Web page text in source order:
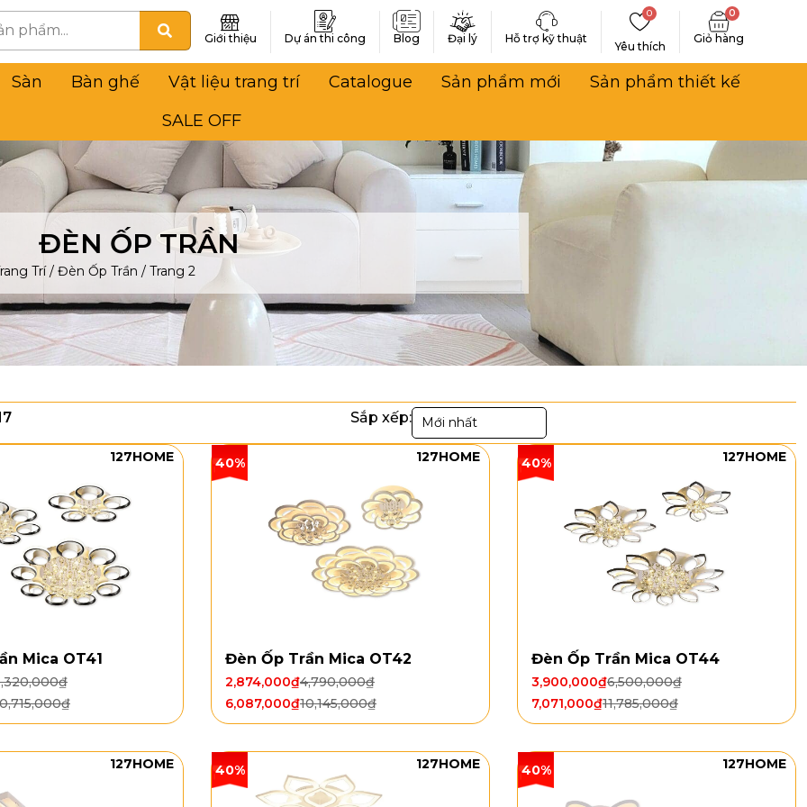
Giới thiệu Dự án thi công Blog Đại lý Hỗ trợ kỹ thuật
Yêu thích
0 0
Sàn Bàn ghế Vật liệu trang trí Catalogue Sản phẩm mới
Sản phẩm thiết kế
SALE OFF
ĐÈN ỐP TRẦN
Trí/ Đèn Ốp Trần / Trang 2
Sắp xếp: Mới nhất
127HOME
Mica OT41
₫
₫
40% 127HOME
Đèn Ốp Trần Mica OT42
4,790,000₫
2,874,000₫
10,145,000₫
6,087,000₫
40% 127HOME
Đèn Ốp Trần Mica OT44
6,500,000₫
3,900,000₫
11,785,000₫
7,071,000₫
127HOME 40% 127HOME 40% 127HOME